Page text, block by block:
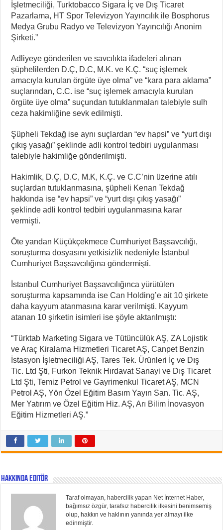
İşletmeciliği, Turktobacco Sigara İç ve Dış Ticaret
Pazarlama, HT Spor Televizyon Yayıncılık ile Bosphorus
Medya Grubu Radyo ve Televizyon Yayıncılığı Anonim
Şirketi.”
Adliyeye gönderilen ve savcılıkta ifadeleri alınan
şüphelilerden D.Ç, D.C, M.K. ve K.Ç. “suç işlemek
amacıyla kurulan örgüte üye olma” ve “kara para aklama”
suçlarından, C.C. ise “suç işlemek amacıyla kurulan
örgüte üye olma” suçundan tutuklanmaları talebiyle sulh
ceza hakimliğine sevk edilmişti.
Şüpheli Tekdağ ise aynı suçlardan “ev hapsi” ve “yurt dışı
çıkış yasağı” şeklinde adli kontrol tedbiri uygulanması
talebiyle hakimliğe gönderilmişti.
Hakimlik, D.Ç, D.C, M.K, K.Ç. ve C.C’nin üzerine atılı
suçlardan tutuklanmasına, şüpheli Kenan Tekdağ
hakkında ise “ev hapsi” ve “yurt dışı çıkış yasağı”
şeklinde adli kontrol tedbiri uygulanmasına karar
vermişti.
Öte yandan Küçükçekmece Cumhuriyet Başsavcılığı,
soruşturma dosyasını yetkisizlik nedeniyle İstanbul
Cumhuriyet Başsavcılığına göndermişti.
İstanbul Cumhuriyet Başsavcılığınca yürütülen
soruşturma kapsamında ise Can Holding’e ait 10 şirkete
daha kayyum atanmasına karar verilmişti. Kayyum
atanan 10 şirketin isimleri ise şöyle aktarılmıştı:
“Türktab Marketing Sigara ve Tütüncülük AŞ, ZA Lojistik
ve Araç Kiralama Hizmetleri Ticaret AŞ, Canpet Benzin
İstasyon İşletmeciliği AŞ, Tares Tek. Ürünleri İç ve Dış
Tic. Ltd Şti, Furkon Teknik Hırdavat Sanayi ve Dış Ticaret
Ltd Şti, Temiz Petrol ve Gayrimenkul Ticaret AŞ, MCN
Petrol AŞ, Yön Özel Eğitim Basım Yayın San. Tic. AŞ,
Mer Yatırım ve Özel Eğitim Hiz. AŞ, Arı Bilim İnovasyon
Eğitim Hizmetleri AŞ.”
Hakkında Editör
Taraf olmayan, habercilik yapan Net İnternet Haber,
bağımsız özgür, tarafsız habercilik ilkesini benimsemiş
olup, hakkın ve haklının yanında yer almayı ilke
edinmiştir.